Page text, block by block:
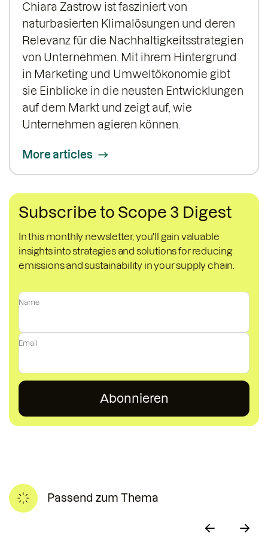
Chiara Zastrow ist fasziniert von
naturbasierten Klimalösungen und deren
Relevanz für die Nachhaltigkeitsstrategien
von Unternehmen. Mit ihrem Hintergrund
in Marketing und Umweltökonomie gibt
sie Einblicke in die neusten Entwicklungen
auf dem Markt und zeigt auf, wie
Unternehmen agieren können.
More articles
Subscribe to Scope 3 Digest
In this monthly newsletter, you'll gain valuable
insights into strategies and solutions for reducing
emissions and sustainability in your supply chain.
Name
Email
Passend zum Thema